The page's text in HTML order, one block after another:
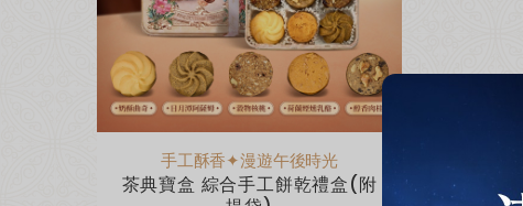
手工酥香✦漫遊午後時光
茶典寶盒 綜合手工餅乾禮盒(附